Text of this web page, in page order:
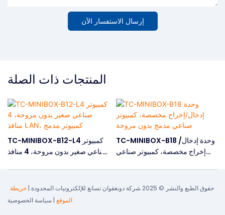
إرسال الاستفسار الآن
المنتجات ذات الصلة
TC-MINIBOX-B12-L4 كمبيوتر
صناعي صغير بدون مروحة، 4 منافذ
TC-MINIBOX-B18 وحدة إدخال/
إخراج مخصصة، كمبيوتر صناعي
حقوق الطبع والنشر © 2025 شركة دونغقوان تسانغ للإلكترونيات المحدودة |
خريطة
الموقع | سياسة الخصوصية